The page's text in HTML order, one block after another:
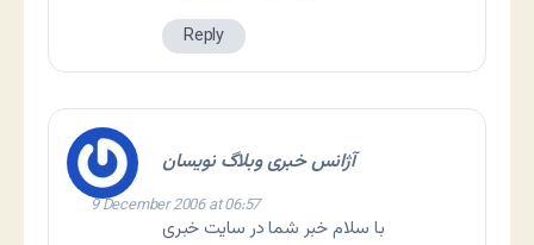
Reply
آژانس خبری وبلاگ نویسان
9 December 2006 at 06:57
با سلام خبر شما در سایت خبری